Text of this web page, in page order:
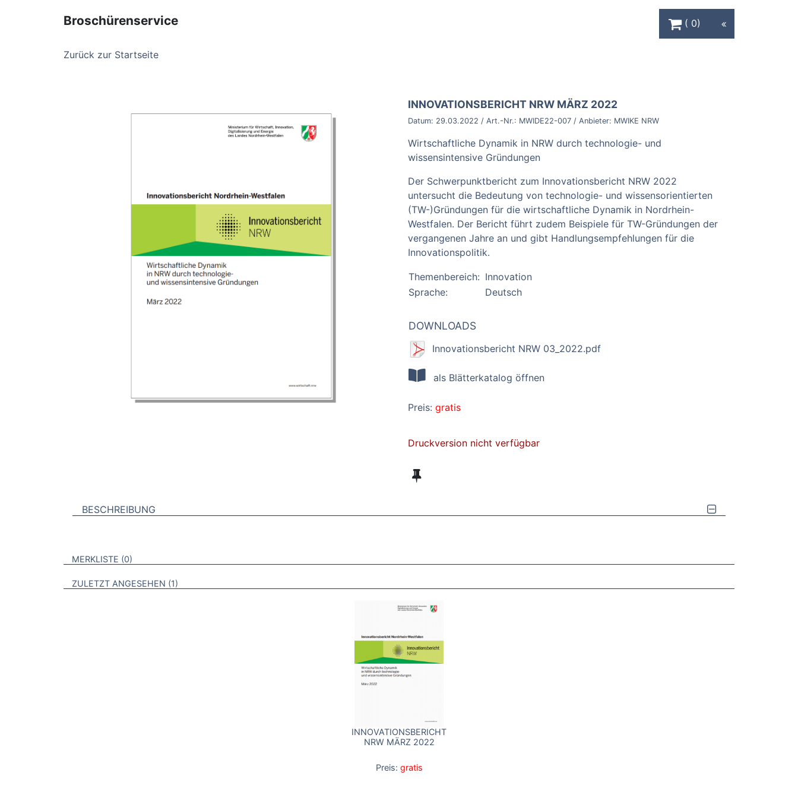
Broschürenservice
0
Zurück zur Startseite
BROSCHÜRE:
INNOVATIONSBERICHT NRW MÄRZ 2022
Datum: 29.03.2022 / Art.-Nr.: MWIDE22-007 / Anbieter: MWIKE NRW
Wirtschaftliche Dynamik in NRW durch technologie- und
wissensintensive Gründungen
Der Schwerpunktbericht zum Innovationsbericht NRW 2022
untersucht die Bedeutung von technologie- und wissensorientierten
(TW-)Gründungen für die wirtschaftliche Dynamik in Nordrhein-
Westfalen. Der Bericht führt zudem Beispiele für TW-Gründungen der
vergangenen Jahre an und gibt Handlungsempfehlungen für die
Innovationspolitik.
Themenbereich: Innovation
Sprache:
Deutsch
DOWNLOADS
Innovationsbericht NRW 03_2022.pdf
als Blätterkatalog öffnen
Preis: gratis
Druckversion nicht verfügbar
BESCHREIBUNG
VERWEISE AUF VERMERKTE- ODER ZULETZT ANGESEHENE BROSCHÜREN
MERKLISTE 0
ZULETZT ANGESEHEN 1
INNOVATIONSBERICHT
NRW MÄRZ 2022
Preis: gratis